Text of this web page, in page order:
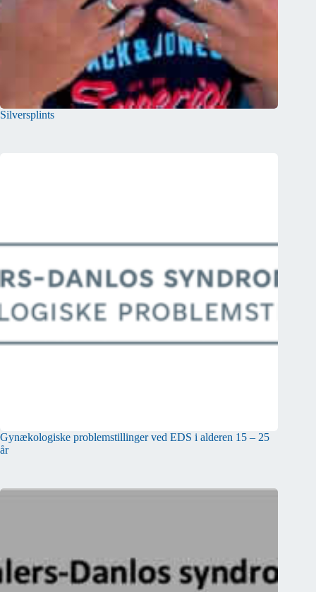
Silversplints
Gynækologiske problemstillinger ved EDS i alderen 15 – 25
år